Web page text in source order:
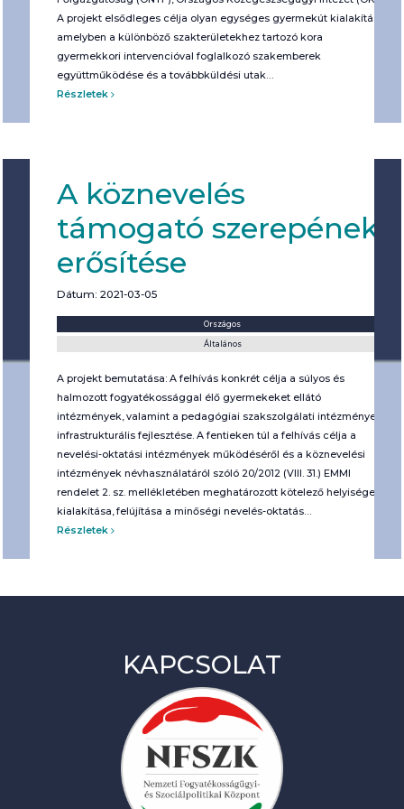
A projekt elsődleges célja olyan egységes gyermekút kialakítása,
amelyben a különböző szakterületekhez tartozó kora
gyermekkori intervencióval foglalkozó szakemberek
együttműködése és a továbbküldési utak…
Részletek
A köznevelés
támogató szerepének
erősítése
Dátum: 2021-03-05
Országos
Általános
A projekt bemutatása: A felhívás konkrét célja a súlyos és
halmozott fogyatékossággal élő gyermekeket ellátó
intézmények, valamint a pedagógiai szakszolgálati intézmények
infrastrukturális fejlesztése. A fentieken túl a felhívás célja a
nevelési-oktatási intézmények működéséről és a köznevelési
intézmények névhasználatáról szóló 20/2012 (VIII. 31.) EMMI
rendelet 2. sz. mellékletében meghatározott kötelező helyiségek
kialakítása, felújítása a minőségi nevelés-oktatás…
Részletek
KAPCSOLAT